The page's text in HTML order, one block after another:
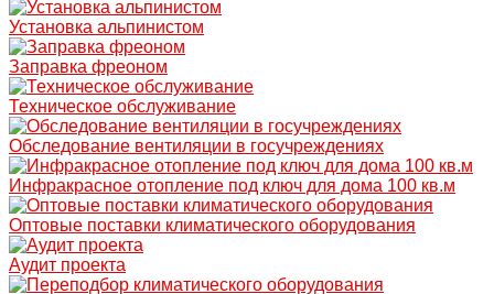
Установка альпинистом
Заправка фреоном
Техническое обслуживание
Обследование вентиляции в госучреждениях
Инфракрасное отопление под ключ для дома 100 кв.м
Оптовые поставки климатического оборудования
Аудит проекта